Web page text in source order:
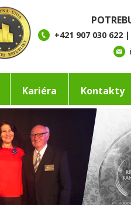
+421 907 030 622
Kariéra Kontakty